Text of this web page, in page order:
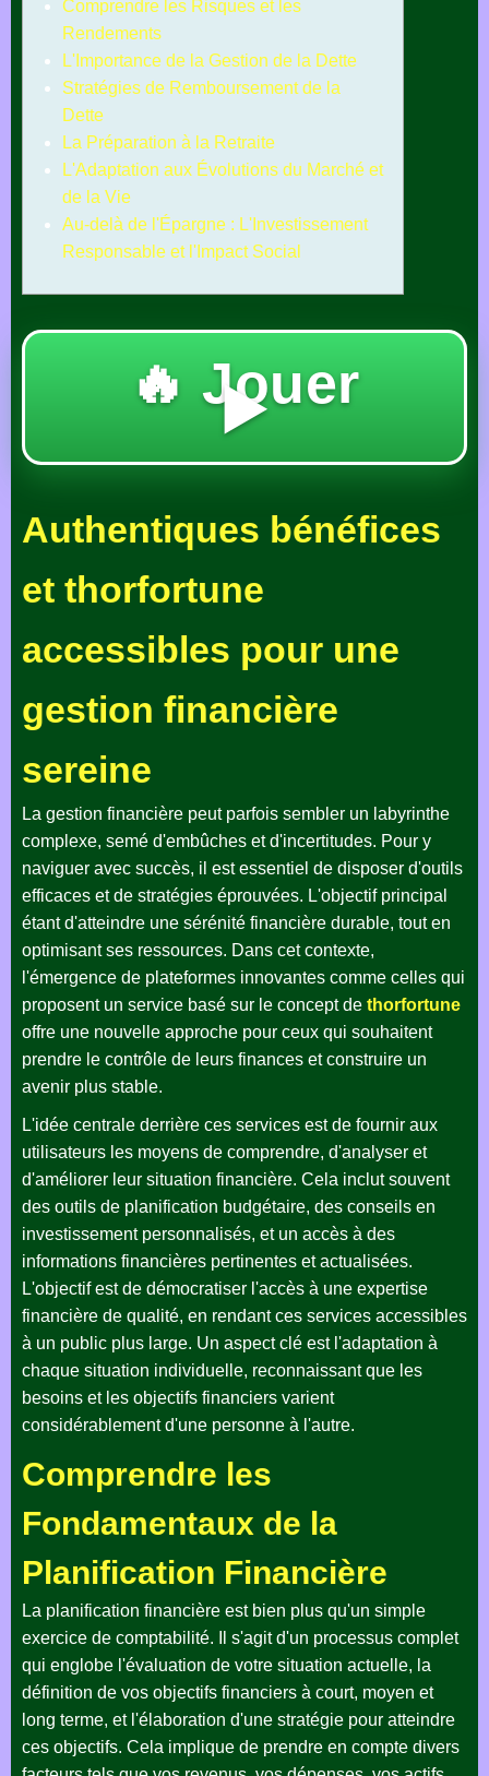
Comprendre les Risques et les
Rendements
L'Importance de la Gestion de la Dette
Stratégies de Remboursement de la
Dette
La Préparation à la Retraite
L'Adaptation aux Évolutions du Marché et
de la Vie
Au-delà de l'Épargne : L'Investissement
Responsable et l'Impact Social
🔥 Jouer
▶️
Authentiques bénéfices
et thorfortune
accessibles pour une
gestion financière
sereine
La gestion financière peut parfois sembler un labyrinthe
complexe, semé d'embûches et d'incertitudes. Pour y
naviguer avec succès, il est essentiel de disposer d'outils
efficaces et de stratégies éprouvées. L'objectif principal
étant d'atteindre une sérénité financière durable, tout en
optimisant ses ressources. Dans cet contexte,
l'émergence de plateformes innovantes comme celles qui
proposent un service basé sur le concept de thorfortune
offre une nouvelle approche pour ceux qui souhaitent
prendre le contrôle de leurs finances et construire un
avenir plus stable.
L'idée centrale derrière ces services est de fournir aux
utilisateurs les moyens de comprendre, d'analyser et
d'améliorer leur situation financière. Cela inclut souvent
des outils de planification budgétaire, des conseils en
investissement personnalisés, et un accès à des
informations financières pertinentes et actualisées.
L'objectif est de démocratiser l'accès à une expertise
financière de qualité, en rendant ces services accessibles
à un public plus large. Un aspect clé est l'adaptation à
chaque situation individuelle, reconnaissant que les
besoins et les objectifs financiers varient
considérablement d'une personne à l'autre.
Comprendre les
Fondamentaux de la
Planification Financière
La planification financière est bien plus qu'un simple
exercice de comptabilité. Il s'agit d'un processus complet
qui englobe l'évaluation de votre situation actuelle, la
définition de vos objectifs financiers à court, moyen et
long terme, et l'élaboration d'une stratégie pour atteindre
ces objectifs. Cela implique de prendre en compte divers